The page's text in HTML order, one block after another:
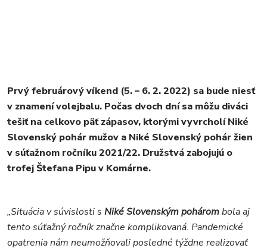
Prvý februárový víkend (5. – 6. 2. 2022) sa bude niesť
v znamení volejbalu. Počas dvoch dní sa môžu diváci
tešiť na celkovo päť zápasov, ktorými vyvrcholí Niké
Slovenský pohár mužov a Niké Slovenský pohár žien
v súťažnom ročníku 2021/22. Družstvá zabojujú o
trofej Štefana Pipu v Komárne.
„Situácia v súvislosti s Niké Slovenským pohárombola aj
tento súťažný ročník značne komplikovaná. Pandemické
opatrenia nám neumožňovali posledné týždne realizovať